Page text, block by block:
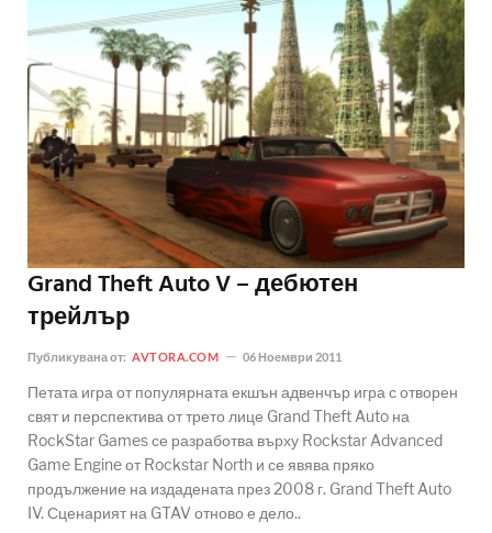
Grand Theft Auto V – дебютен
трейлър
Публикувана от: AVTORA.COM 06 Ноември 2011
Петата игра от популярната екшън адвенчър игра с отворен
свят и перспектива от трето лице Grand Theft Auto на
RockStar Games се разработва върху Rockstar Advanced
Game Engine от Rockstar North и се явява пряко
продължение на издадената през 2008 г. Grand Theft Auto
IV. Сценарият на GTAV отново е дело..